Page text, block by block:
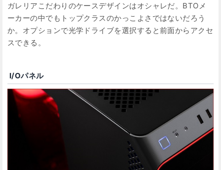
ガレリアこだわりのケースデザインはオシャレだ。BTOメ
ーカーの中でもトップクラスのかっこよさではないだろう
か。オプションで光学ドライブを選択すると前面からアクセ
スできる。
I/Oパネル